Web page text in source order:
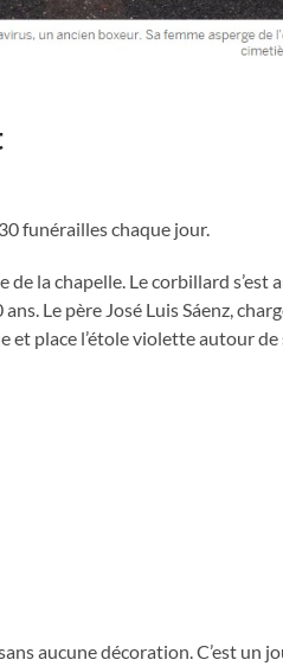
funérailles chaque jour.
la chapelle. Le corbillard s’est
Le père José Luis Sáenz,
place l’étole violette autour de
aucune décoration. C’est un